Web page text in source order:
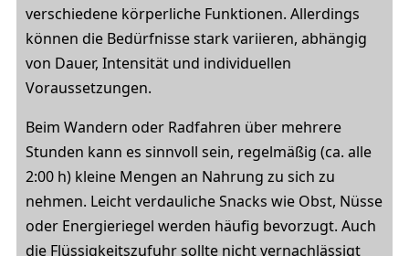
verschiedene körperliche Funktionen. Allerdings
können die Bedürfnisse stark variieren, abhängig
von Dauer, Intensität und individuellen
Voraussetzungen.
Beim Wandern oder Radfahren über mehrere
Stunden kann es sinnvoll sein, regelmäßig (ca. alle
2:00 h) kleine Mengen an Nahrung zu sich zu
nehmen. Leicht verdauliche Snacks wie Obst, Nüsse
oder Energieriegel werden häufig bevorzugt. Auch
die Flüssigkeitszufuhr sollte nicht vernachlässigt